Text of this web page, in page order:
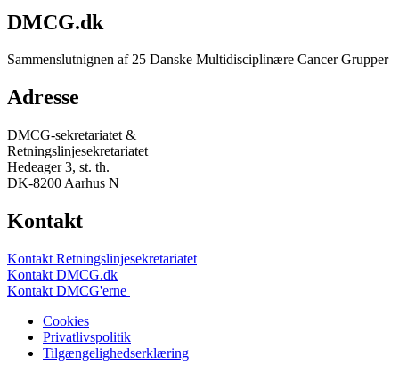
DMCG.dk
Sammenslutnignen af 25 Danske Multidisciplinære Cancer Grupper
Adresse
DMCG-sekretariatet &
Retningslinjesekretariatet
Hedeager 3, st. th.
DK-8200 Aarhus N
Kontakt
Kontakt Retningslinjesekretariatet
Kontakt DMCG.dk
Kontakt DMCG'erne
Cookies
Privatlivspolitik
Tilgængelighedserklæring